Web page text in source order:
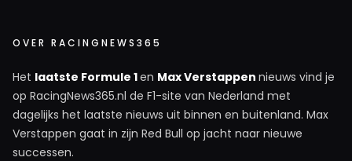
OVER RACINGNEWS365
Het laatste Formule 1en Max Verstappen nieuws vind je
op RacingNews365.nl de F1-site van Nederland met
dagelijks het laatste nieuws uit binnen en buitenland. Max
Verstappen gaat in zijn Red Bull op jacht naar nieuwe
successen.